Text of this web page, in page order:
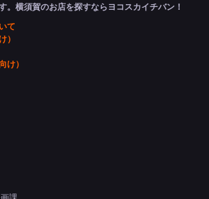
。横須賀のお店を探すならヨコスカイチバン！
て
）
け）